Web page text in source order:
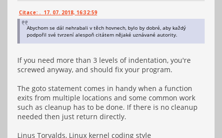
Citace: . 17. 07. 2018, 16:32:59
Abychom se dál nehrabali v těch hovnech, bylo by dobré, aby každý
podpořil své tvrzení alespoň citátem nějaké uznávané autority.
If you need more than 3 levels of indentation, you're
screwed anyway, and should fix your program.
The goto statement comes in handy when a function
exits from multiple locations and some common work
such as cleanup has to be done. If there is no cleanup
needed then just return directly.
Linus Torvalds, Linux kernel coding style